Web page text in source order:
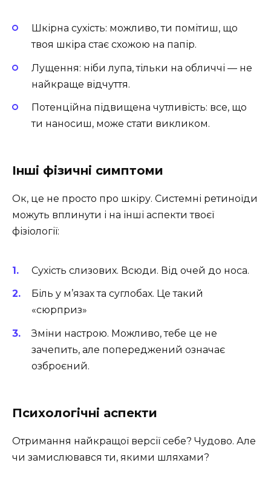
Шкірна сухість: можливо, ти помітиш, що
твоя шкіра стає схожою на папір.
Лущення: ніби лупа, тільки на обличчі — не
найкраще відчуття.
Потенційна підвищена чутливість: все, що
ти наносиш, може стати викликом.
Інші фізичні симптоми
Ок, це не просто про шкіру. Системні ретиноїди
можуть вплинути і на інші аспекти твоєї
фізіології:
Сухість слизових. Всюди. Від очей до носа.
Біль у м’язах та суглобах. Це такий
«сюрприз»
Зміни настрою. Можливо, тебе це не
зачепить, але попереджений означає
озброєний.
Психологічні аспекти
Отримання найкращої версії себе? Чудово. Але
чи замислювався ти, якими шляхами?